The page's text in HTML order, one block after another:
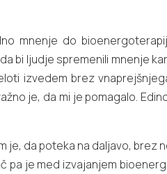
mnenje do
bi ljudje spremenili mnenje
izvedem brez
je, da mi je pomagalo.
da poteka na daljavo, brez
pa je med izvajanjem